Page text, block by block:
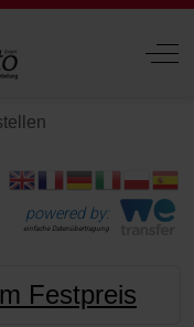
Off-
powered by:
einfache Datenübertragung
Festpreis